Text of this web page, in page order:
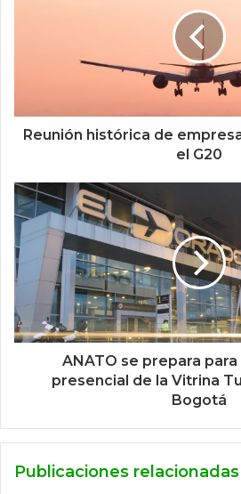
Reunión histórica de
el G20
ANATO se prepara
presencial de la Vitrina
Bogotá
Publicaciones relacionadas